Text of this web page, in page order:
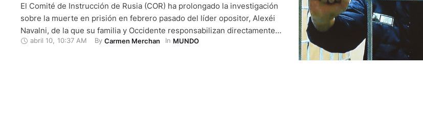
El Comité de Instrucción de Rusia (COR) ha prolongado la investigación
sobre la muerte en prisión en febrero pasado del líder opositor, Alexéi
Navalni, de la que su familia y Occidente responsabilizan directamente
al Kremlin, según informan hoy 10 de abril de 2024 sus correligionarios
abril 10 10:37 AM By Carmen Merchan In MUNDO